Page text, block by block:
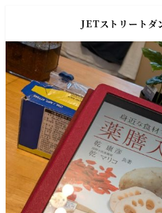
JETストリートダ